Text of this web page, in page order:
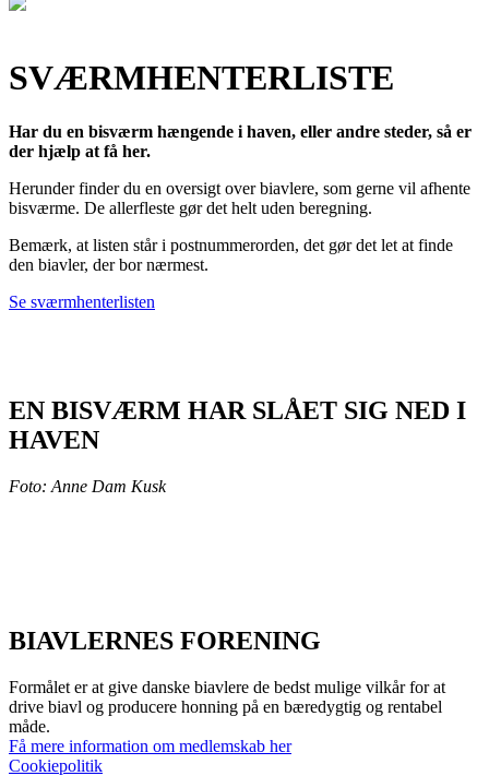
SVÆRMHENTERLISTE
Har du en bisværm hængende i haven, eller andre steder, så er
der hjælp at få her.
Herunder finder du en oversigt over biavlere, som gerne vil afhente
bisværme. De allerfleste gør det helt uden beregning.
Bemærk, at listen står i postnummerorden, det gør det let at finde
den biavler, der bor nærmest.
Se sværmhenterlisten
EN BISVÆRM HAR SLÅET SIG NED I
HAVEN
Foto: Anne Dam Kusk
BIAVLERNES FORENING
Formålet er at give danske biavlere de bedst mulige vilkår for at
drive biavl og producere honning på en bæredygtig og rentabel
måde.
Få mere information om medlemskab her
Cookiepolitik